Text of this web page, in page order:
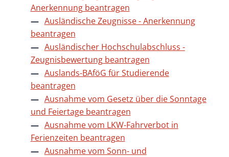
Anerkennung beantragen
Ausländische Zeugnisse - Anerkennung
beantragen
Ausländischer Hochschulabschluss -
Zeugnisbewertung beantragen
Auslands-BAföG für Studierende
beantragen
Ausnahme vom Gesetz über die Sonntage
und Feiertage beantragen
Ausnahme vom LKW-Fahrverbot in
Ferienzeiten beantragen
Ausnahme vom Sonn- und